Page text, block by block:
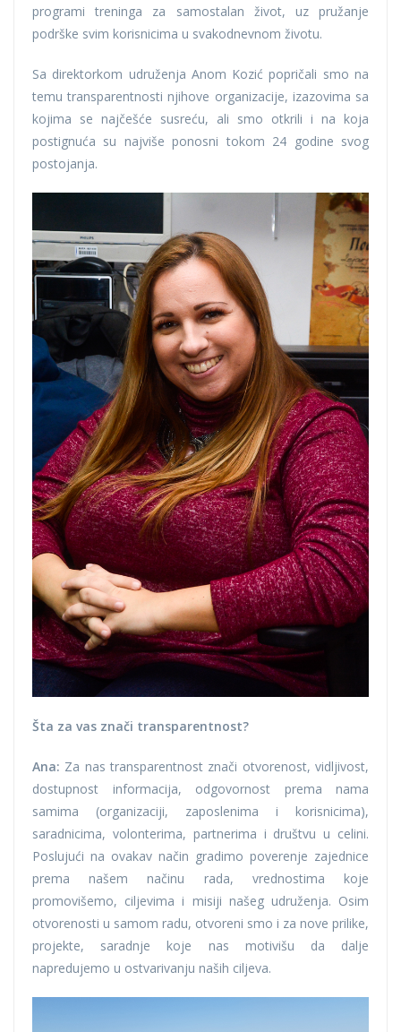
programi treninga za samostalan život, uz pružanje
podrške svim korisnicima u svakodnevnom životu.
Sa direktorkom udruženja Anom Kozić popričali smo na
temu transparentnosti njihove organizacije, izazovima sa
kojima se najčešće susreću, ali smo otkrili i na koja
postignuća su najviše ponosni tokom 24 godine svog
postojanja.
Šta za vas znači transparentnost?
Ana: Za nas transparentnost znači otvorenost, vidljivost,
dostupnost informacija, odgovornost prema nama
samima (organizaciji, zaposlenima i korisnicima),
saradnicima, volonterima, partnerima i društvu u celini.
Poslujući na ovakav način gradimo poverenje zajednice
prema našem načinu rada, vrednostima koje
promovišemo, ciljevima i misiji našeg udruženja. Osim
otvorenosti u samom radu, otvoreni smo i za nove prilike,
projekte, saradnje koje nas motivišu da dalje
napredujemo u ostvarivanju naših ciljeva.